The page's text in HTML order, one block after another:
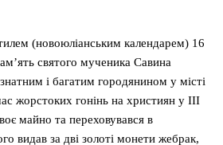
(новоюліанським календарем) 16
святого мученика Савина
і багатим городянином у місті
жорстоких гонінь на християн у III
майно та переховувався в
видав за дві золоті монети жебрак,